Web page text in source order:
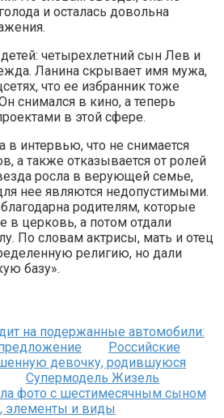
и осталась довольна
четырехлетний сын Лев и
Ланина скрывает имя мужа,
что ее избранник тоже
снимался в кино, а теперь
в этой сфере.
в интервью, что не снимается
а также отказывается от ролей
росла в верующей семье,
нее являются недопустимыми.
родителям, которые
в церковь, а потом отдали
По словам актрисы, мать и отец
религию, но дали
базу».
на подержанные автомобили:
Российские
девочку, родившуюся
Супермодель Жизель
фото с шестимесячным сыном
элементы и виды